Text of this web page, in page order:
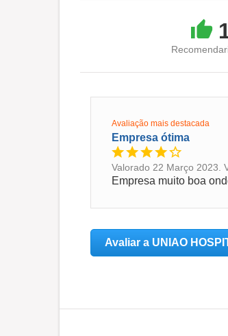
Avaliação mais destacada
Empresa ótima
Valorado 22 Março 2023.
Empresa muito boa
Avaliar a UNIAO